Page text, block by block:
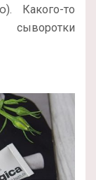
Какого-то
сыворотки